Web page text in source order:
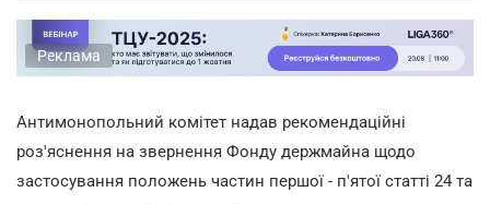
Реклама
Антимонопольний комітет надав рекомендаційні
роз'яснення на звернення Фонду держмайна щодо
застосування положень частин першої - п'ятої статті 24 та